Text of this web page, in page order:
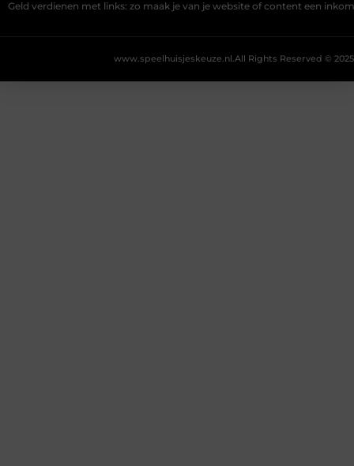
Geld verdienen met links: zo maak je van je website of content een
All Rights Reserved © 2025
www.speelhuisjeskeuze.nl.